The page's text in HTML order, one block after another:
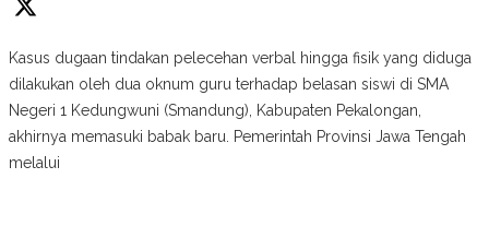
Kasus dugaan tindakan pelecehan verbal hingga fisik yang diduga
dilakukan oleh dua oknum guru terhadap belasan siswi di SMA
Negeri 1 Kedungwuni (Smandung), Kabupaten Pekalongan,
akhirnya memasuki babak baru. Pemerintah Provinsi Jawa Tengah
melalui